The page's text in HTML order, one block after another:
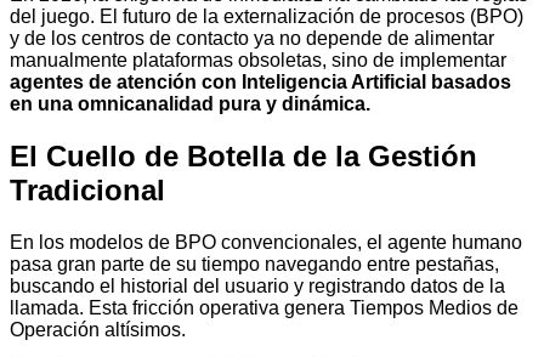
del juego. El futuro de la externalización de procesos (BPO)
y de los centros de contacto ya no depende de alimentar
manualmente plataformas obsoletas, sino de implementar
agentes de atención con Inteligencia Artificial basados
en una omnicanalidad pura y dinámica.
El Cuello de Botella de la Gestión
Tradicional
En los modelos de BPO convencionales, el agente humano
pasa gran parte de su tiempo navegando entre pestañas,
buscando el historial del usuario y registrando datos de la
llamada. Esta fricción operativa genera Tiempos Medios de
Operación altísimos.